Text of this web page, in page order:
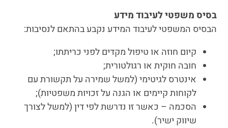
בסיס משפטי לעיבוד מידע
הבסיס המשפטי לעיבוד המידע נקבע בהתאם לנסיבות:
קיום חוזה או טיפול מקדים לפני כריתתו;
חובה חוקית או רגולטורית;
אינטרס לגיטימי (למשל שמירה על תקשורת עם
לקוחות קיימים או הגנה על זכויות משפטיות);
הסכמה – כאשר זו נדרשת לפי דין (למשל לצורך
שיווק ישיר).